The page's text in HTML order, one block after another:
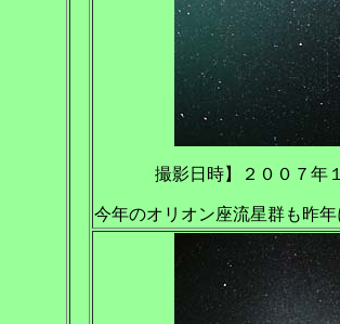
撮影日時】２００７年
今年のオリオン座流星群も昨